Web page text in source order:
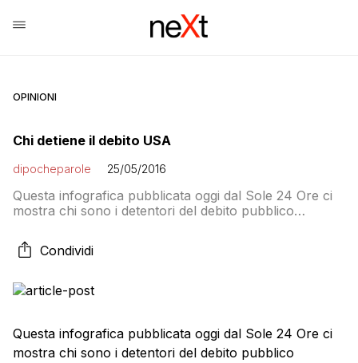
OPINIONI
Chi detiene il debito USA
dipocheparole 25/05/2016
Questa infografica pubblicata oggi dal Sole 24 Ore ci
mostra chi sono i detentori del debito pubblico
sono le Isole Cayman e l’Irlanda i terzi classificati in
questa graduatoria. Scrive Alessandro Plateroti: La
Dublino – composta […]
Condividi
Questa infografica pubblicata oggi dal Sole 24 Ore ci
mostra chi sono i detentori del debito pubblico